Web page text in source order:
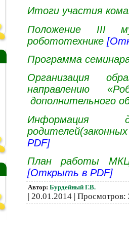
Итоги участия
Положение III
робототехнике
Программа
Организация
направлению
дополнительного
Информация
PDF]
План работы
[Открыть в PDF]
Автор: Бурдейный Г.В.
| 20.01.2014 | Просмотров: